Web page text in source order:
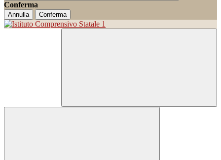
Conferma
Annulla Conferma